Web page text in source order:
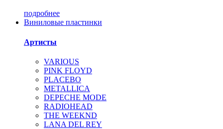
подробнее
Виниловые пластинки
Артисты
VARIOUS
PINK FLOYD
PLACEBO
METALLICA
DEPECHE MODE
RADIOHEAD
THE WEEKND
LANA DEL REY